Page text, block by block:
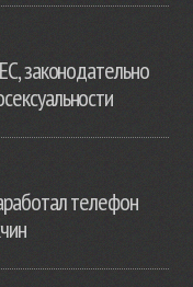
законодательно
телефон